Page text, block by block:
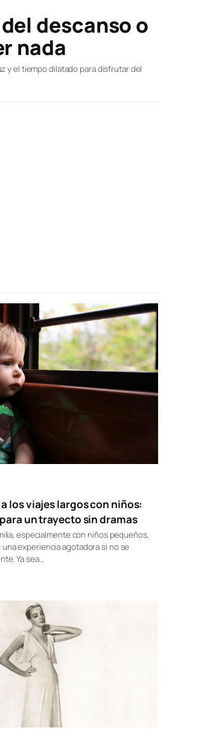
descanso o
nada
y el tiempo dilatado para disfrutar del
los viajes largos con niños:
un trayecto sin dramas
especialmente con niños pequeños,
experiencia agotadora si no se
Ya sea…